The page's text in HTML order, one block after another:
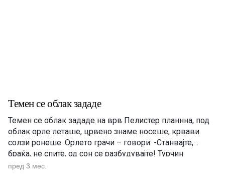
Темен се облак зададе
Темен се облак зададе на врв Пелистер планнна, под
облак орле леташе, црвено знаме носеше, крвави
солзи ронеше. Орлето грачи – говори: -Станвајте,
браќа, не спите, од сон се разбудувајте! Турчин
реформи не дава, купува пушки мамѕери сос долги
пред 3 мес.